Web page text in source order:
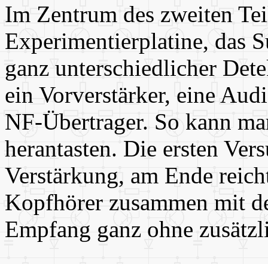
Im Zentrum des zweiten
Experimentierplatine, das
ganz unterschiedlicher
ein Vorverstärker, eine
NF-Übertrager. So kann
herantasten. Die ersten
Verstärkung, am Ende
Kopfhörer zusammen mit
Empfang ganz ohne